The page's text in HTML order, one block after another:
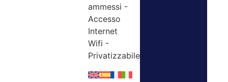
ammessi -
Accesso
Internet
Wifi -
Privatizzabile